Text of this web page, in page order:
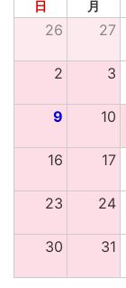
日 月
26 27
2 3
9 10
16 17
23 24
30 31